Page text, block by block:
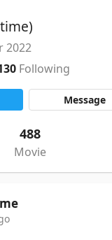
2022
Following
Message
488
Movie